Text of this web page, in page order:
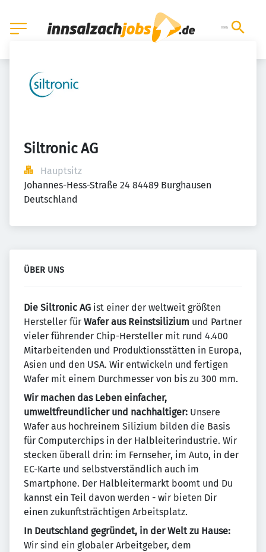
Siltronic AG
Hauptsitz
Johannes-Hess-Straße 24 84489 Burghausen
Deutschland
ÜBER UNS
Die Siltronic AG ist einer der weltweit größten
Hersteller für Wafer aus Reinstsilizium und Partner
vieler führender Chip-Hersteller mit rund 4.400
Mitarbeitenden und Produktionsstätten in Europa,
Asien und den USA. Wir entwickeln und fertigen
Wafer mit einem Durchmesser von bis zu 300 mm.
Wir machen das Leben einfacher,
umweltfreundlicher und nachhaltiger: Unsere
Wafer aus hochreinem Silizium bilden die Basis
für Computerchips in der Halbleiterindustrie. Wir
stecken überall drin: im Fernseher, im Auto, in der
EC-Karte und selbstverständlich auch im
Smartphone. Der Halbleitermarkt boomt und Du
kannst ein Teil davon werden - wir bieten Dir
einen zukunftsträchtigen Arbeitsplatz.
In Deutschland gegründet, in der Welt zu Hause:
Wir sind ein globaler Arbeitgeber, dem